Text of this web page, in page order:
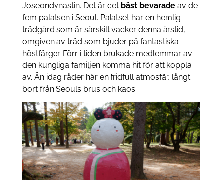
Joseondynastin. Det är det bäst bevaradeav de
fem palatsen i Seoul. Palatset har en hemlig
trädgård som är särskilt vacker denna årstid,
omgiven av träd som bjuder på fantastiska
höstfärger. Förr i tiden brukade medlemmar av
den kungliga familjen komma hit för att koppla
av. Än idag råder här en fridfull atmosfär, långt
bort från Seouls brus och kaos.